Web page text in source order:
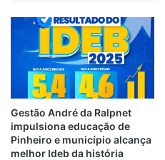
Gestão André da Ralpnet
impulsiona educação de
Pinheiro e município alcança
melhor Ideb da história